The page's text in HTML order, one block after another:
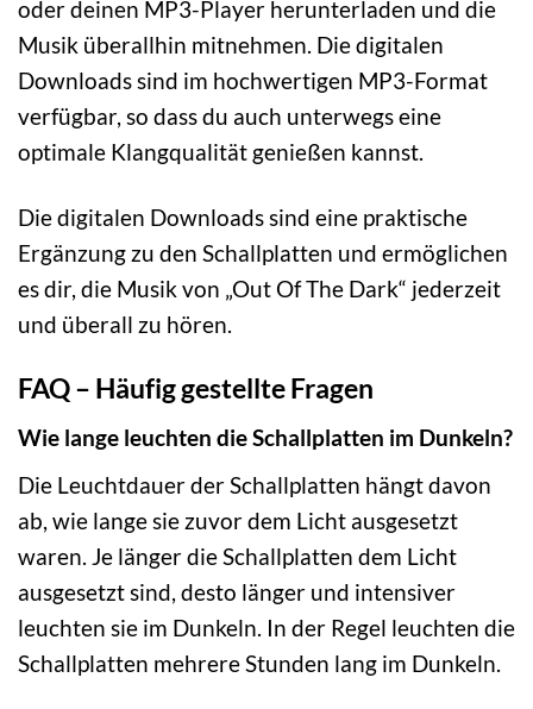
oder deinen MP3-Player herunterladen und die
Musik überallhin mitnehmen. Die digitalen
Downloads sind im hochwertigen MP3-Format
verfügbar, so dass du auch unterwegs eine
optimale Klangqualität genießen kannst.
Die digitalen Downloads sind eine praktische
Ergänzung zu den Schallplatten und ermöglichen
es dir, die Musik von „Out Of The Dark“ jederzeit
und überall zu hören.
FAQ – Häufig gestellte Fragen
Wie lange leuchten die Schallplatten im Dunkeln?
Die Leuchtdauer der Schallplatten hängt davon
ab, wie lange sie zuvor dem Licht ausgesetzt
waren. Je länger die Schallplatten dem Licht
ausgesetzt sind, desto länger und intensiver
leuchten sie im Dunkeln. In der Regel leuchten die
Schallplatten mehrere Stunden lang im Dunkeln.